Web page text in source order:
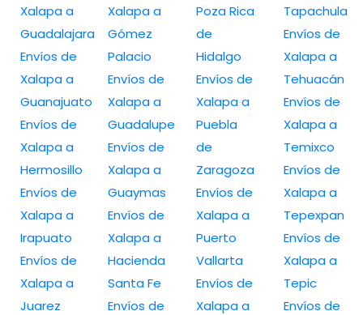
Xalapa a
Guadalajara
Envíos de
Xalapa a
Guanajuato
Envíos de
Xalapa a
Hermosillo
Envíos de
Xalapa a
Irapuato
Envíos de
Xalapa a
Juarez
Xalapa a
Gómez
Palacio
Envíos de
Xalapa a
Guadalupe
Envíos de
Xalapa a
Guaymas
Envíos de
Xalapa a
Hacienda
Santa Fe
Envíos de
Poza Rica
de
Hidalgo
Envíos de
Xalapa a
Puebla
de
Zaragoza
Envíos de
Xalapa a
Puerto
Vallarta
Envíos de
Xalapa a
Tapachula
Envíos de
Xalapa a
Tehuacán
Envíos de
Xalapa a
Temixco
Envíos de
Xalapa a
Tepexpan
Envíos de
Xalapa a
Tepic
Envíos de